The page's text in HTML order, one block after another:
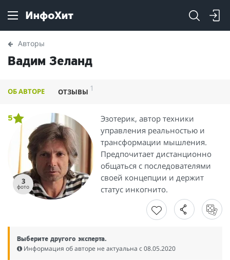
Авторы
Вадим Зеланд
ОБ АВТОРЕ ОТЗЫВЫ 1
3
фото
5
Эзотерик, автор техники
управления реальностью и
трансформации мышления.
Предпочитает дистанционно
общаться с последователями
своей концепции и держит
статус инкогнито.
Выберите другого эксперта.
Информация об авторе не актуальна c 08.05.2020